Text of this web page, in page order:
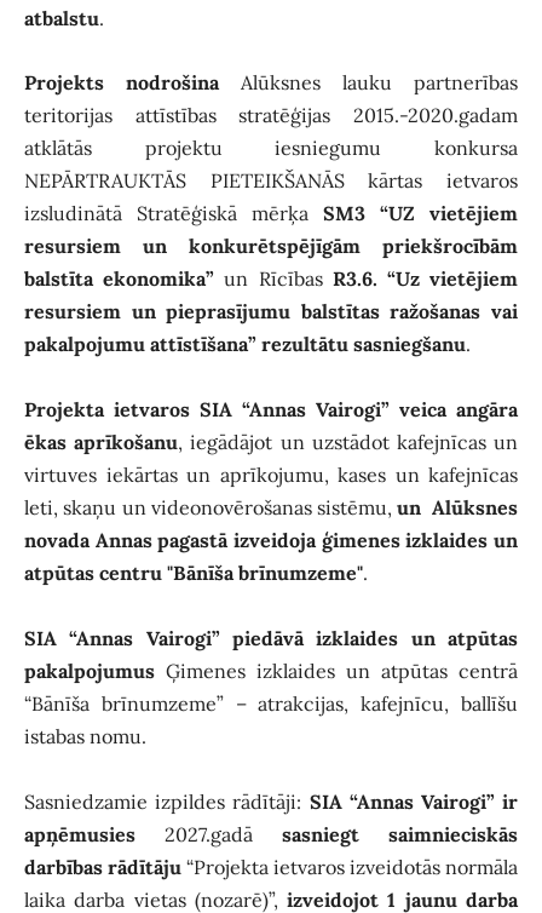
atbalstu.
Projekts nodrošina Alūksnes lauku partnerības
teritorijas attīstības stratēģijas 2015.-2020.gadam
atklātās projektu iesniegumu konkursa
NEPĀRTRAUKTĀS PIETEIKŠANĀS kārtas ietvaros
izsludinātā Stratēģiskā mērķa SM3 “UZ vietējiem
resursiem un konkurētspējīgām priekšrocībām
balstīta ekonomika”un Rīcības R3.6. “Uz vietējiem
resursiem un pieprasījumu balstītas ražošanas vai
pakalpojumu attīstīšana” rezultātu sasniegšanu.
Projekta ietvaros SIA “Annas Vairogi” veica angāra
ēkas aprīkošanu, iegādājot un uzstādot kafejnīcas un
virtuves iekārtas un aprīkojumu, kases un kafejnīcas
leti, skaņu un videonovērošanas sistēmu,un Alūksnes
novada Annas pagastā izveidoja ģimenes izklaides un
atpūtas centru "Bānīša brīnumzeme".
SIA “Annas Vairogi” piedāvā izklaides un atpūtas
pakalpojumus Ģimenes izklaides un atpūtas centrā
“Bānīša brīnumzeme” – atrakcijas, kafejnīcu, ballīšu
istabas nomu.
Sasniedzamie izpildes rādītāji: SIA “Annas Vairogi” ir
apņēmusies 2027.gadā sasniegt saimnieciskās
darbības rādītāju “Projekta ietvaros izveidotās normāla
laika darba vietas (nozarē)”,izveidojot 1 jaunu darba